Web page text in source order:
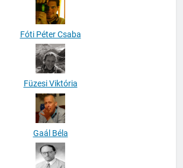
Fóti Péter Csaba
Füzesi Viktória
Gaál Béla